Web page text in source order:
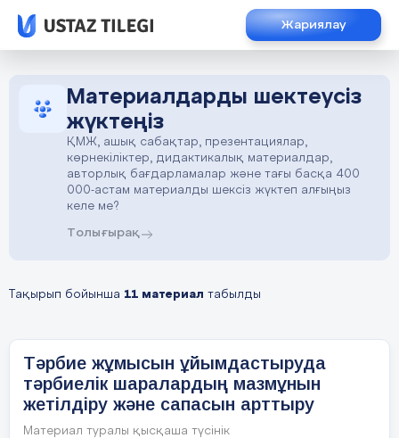
Жариялау
Материалдарды шектеусіз
жүктеңіз
ҚМЖ, ашық сабақтар, презентациялар,
көрнекіліктер, дидактикалық материалдар,
авторлық бағдарламалар және тағы басқа 400
000-астам материалды шексіз жүктеп алғыңыз
келе ме?
Толығырақ
Тақырып бойынша 11 материал табылды
Тәрбие жұмысын ұйымдастыруда
тәрбиелік шаралардың мазмұнын
жетілдіру және сапасын арттыру
Материал туралы қысқаша түсінік